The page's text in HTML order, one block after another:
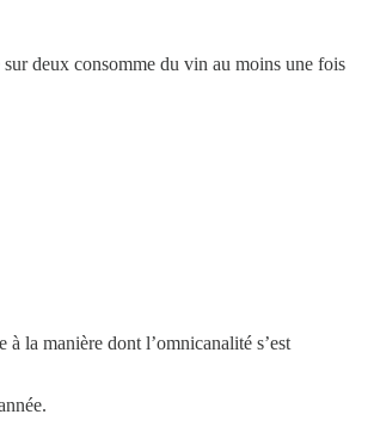
deux consomme du vin au moins une fois
à la manière dont l’omnicanalité s’est